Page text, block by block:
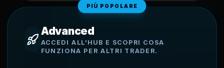
PIÙ POPOLARE
Advanced
ACCEDI ALL'HUB E SCOPRI COSA
FUNZIONA PER ALTRI TRADER.